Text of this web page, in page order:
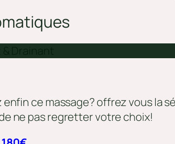
ce massage? offrez vous la
ne pas regretter votre choix!